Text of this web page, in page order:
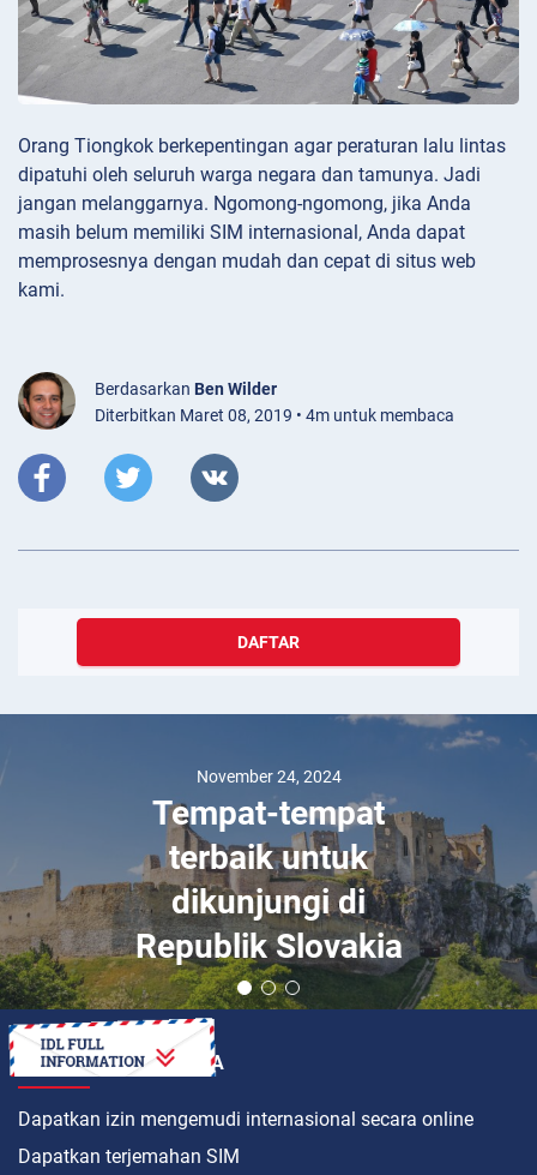
Orang Tiongkok berkepentingan agar peraturan lalu lintas
dipatuhi oleh seluruh warga negara dan tamunya. Jadi
jangan melanggarnya. Ngomong-ngomong, jika Anda
masih belum memiliki SIM internasional, Anda dapat
memprosesnya dengan mudah dan cepat di situs web
kami.
Berdasarkan Ben Wilder
Diterbitkan Maret 08, 2019 • 4m untuk membaca
DAFTAR
November 24, 2024
Tempat-tempat
terbaik untuk
dikunjungi di
Republik Slovakia
BAGAIMANA CARANYA
Dapatkan izin mengemudi internasional secara online
Dapatkan terjemahan SIM